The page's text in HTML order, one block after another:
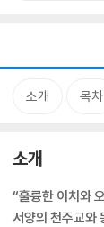
소개 목차
소개
“훌륭한 이치와
서양의 천주교와